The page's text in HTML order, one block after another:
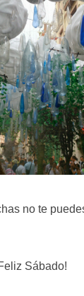
no te
Sábado!